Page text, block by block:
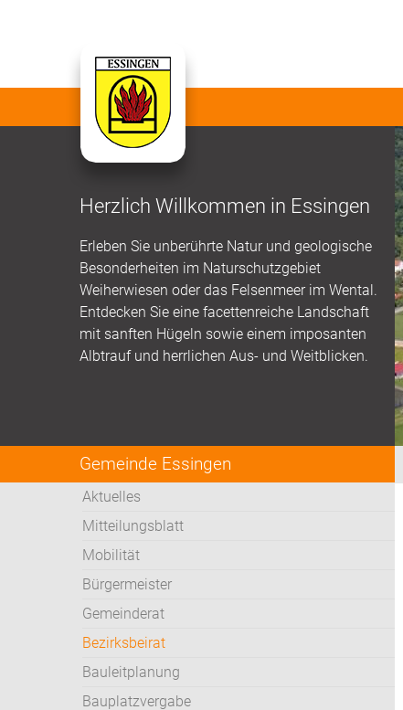
Herzlich Willkommen in Essingen
Erleben Sie unberührte Natur und geologische
Besonderheiten im Naturschutzgebiet
Weiherwiesen oder das Felsenmeer im Wental.
Entdecken Sie eine facettenreiche Landschaft
mit sanften Hügeln sowie einem imposanten
Albtrauf und herrlichen Aus- und Weitblicken.
Gemeinde Essingen
Aktuelles
Mitteilungsblatt
Mobilität
Bürgermeister
Gemeinderat
Bezirksbeirat
Bauleitplanung
Bauplatzvergabe